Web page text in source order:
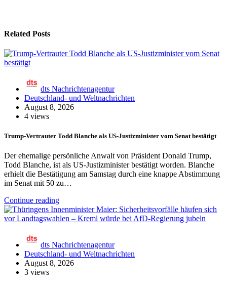
Related Posts
dts Nachrichtenagentur
Deutschland- und Weltnachrichten
August 8, 2026
4 views
Trump-Vertrauter Todd Blanche als US-Justizminister vom Senat bestätigt
Der ehemalige persönliche Anwalt von Präsident Donald Trump,
Todd Blanche, ist als US-Justizminister bestätigt worden. Blanche
erhielt die Bestätigung am Samstag durch eine knappe Abstimmung
im Senat mit 50 zu…
Continue reading
dts Nachrichtenagentur
Deutschland- und Weltnachrichten
August 8, 2026
3 views